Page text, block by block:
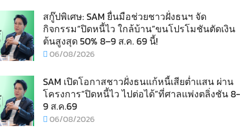
สกู๊ปพิเศษ: SAM ยื่นมือช่วยชาวฝั่งธนฯ จัด
กิจกรรม“ปิดหนี้ไว ใกล้บ้าน”ขนโปรโมชันตัดเงิน
ต้นสูงสุด 50% 8–9 ส.ค. 69 นี้!
06/08/2026
SAM เปิดโอกาสชาวฝั่งธนแก้หนี้เสียต่ำแสน ผ่าน
โครงการ“ปิดหนี้ไว ไปต่อได้”ที่ศาลแพ่งตลิ่งชัน 8-
9 ส.ค.69
06/08/2026